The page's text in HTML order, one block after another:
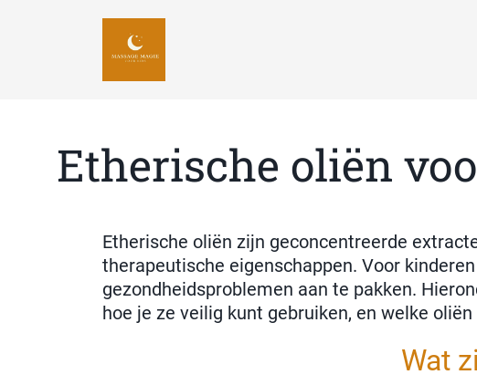
Etherische oliën
Etherische oliën zijn geconcentreerde
therapeutische eigenschappen. Voor
gezondheidsproblemen aan te pakken.
hoe je ze veilig kunt gebruiken, en welke
Wat